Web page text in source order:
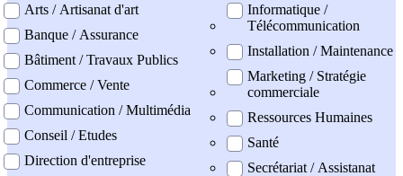
Arts / Artisanat d'art
Banque / Assurance
Bâtiment / Travaux Publics
Commerce / Vente
Communication / Multimédia
Conseil / Etudes
Direction d'entreprise
Informatique /
Télécommunication
Installation / Maintenance
Marketing / Stratégie
commerciale
Ressources Humaines
Santé
Secrétariat / Assistanat